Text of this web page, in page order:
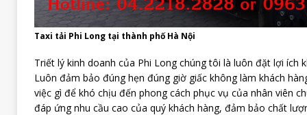
Taxi tải Phi Long tại thành phố Hà Nội
Triết lý kinh doanh của Phi Long chúng tôi là luôn đặt lợi ích
Luôn đảm bảo đúng hẹn đúng giờ giấc không làm khách
việc gì để khó chịu đến phong cách phục vụ của nhân viên
đáp ứng nhu cầu cao của quý khách hàng, đảm bảo chất